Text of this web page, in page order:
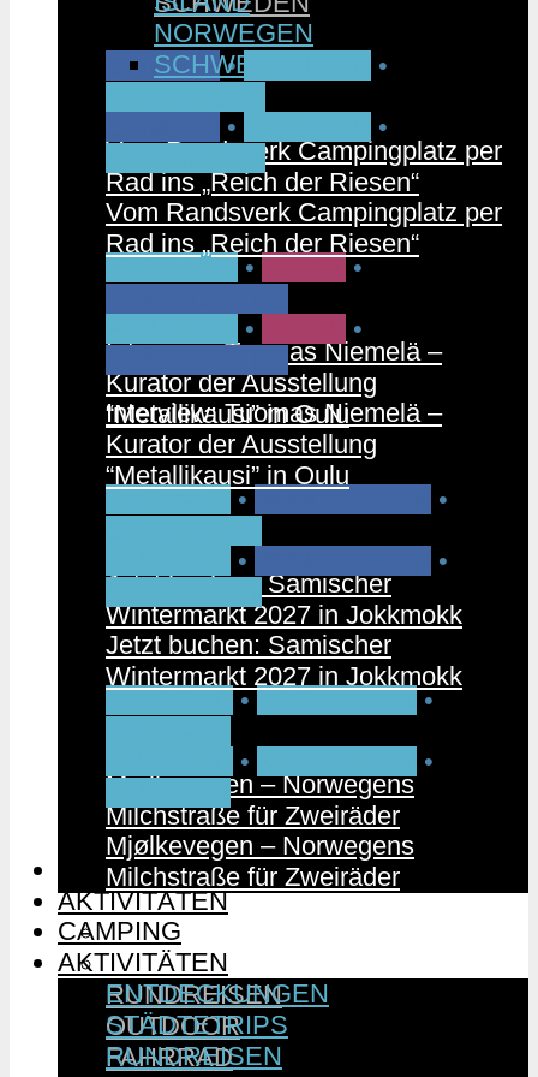
CAMPEN •
•
Vom Randsverk Campingplatz per
Rad ins „Reich der Riesen“
FINNLAND • MUSIK •
Interview: Tuomas Niemelä –
Kurator der Ausstellung
“Metallikausi” in Oulu
PARTNER • RUNDREISEN
•
Jetzt buchen: Samischer
Wintermarkt 2027 in Jokkmokk
FAHRRAD • NORWEGEN •
Mjølkevegen – Norwegens
Milchstraße für Zweiräder
CAMPING
AKTIVITÄTEN
ENTDECKUNGEN
STÄDTETRIPS
RUNDREISEN
OUTDOOR
FAHRRAD
NORWEGEN
SCHWEDEN
•
•
Vom Randsverk Campingplatz per
Rad ins „Reich der Riesen“
•
•
Interview: Tuomas Niemelä –
Kurator der Ausstellung
“Metallikausi” in Oulu
•
•
Jetzt buchen: Samischer
Wintermarkt 2027 in Jokkmokk
•
•
Mjølkevegen – Norwegens
Milchstraße für Zweiräder
CAMPING
AKTIVITÄTEN
ENTDECKUNGEN
STÄDTETRIPS
RUNDREISEN